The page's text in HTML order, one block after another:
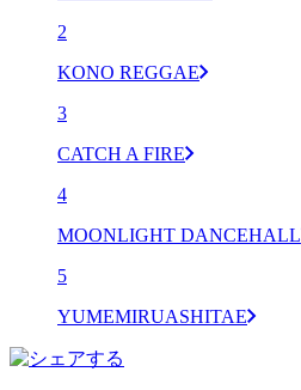
2
KONO REGGAE
3
CATCH A FIRE
4
MOONLIGHT DANCEHALL
5
YUMEMIRUASHITAE